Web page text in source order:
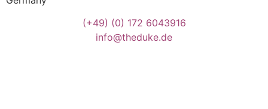
(+49) (0) 172 6043916
info@theduke.de